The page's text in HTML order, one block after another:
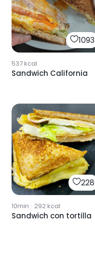
1093
537kcal
Sandwich California
228
10min · 292kcal
Sandwich con tortilla